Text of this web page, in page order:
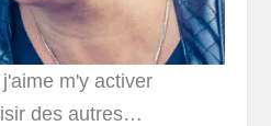
m'y activer
des autres…